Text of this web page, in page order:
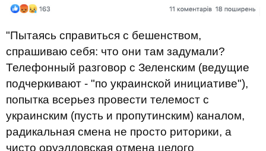
"Пытаясь справиться с бешенством,
спрашиваю себя: что они там задумали?
Телефонный разговор с Зеленским (ведущие
подчеркивают - "по украинской инициативе"),
попытка всерьез провести телемост с
украинским (пусть и пропутинским) каналом,
радикальная смена не просто риторики, а
чисто оруэлловская отмена целого